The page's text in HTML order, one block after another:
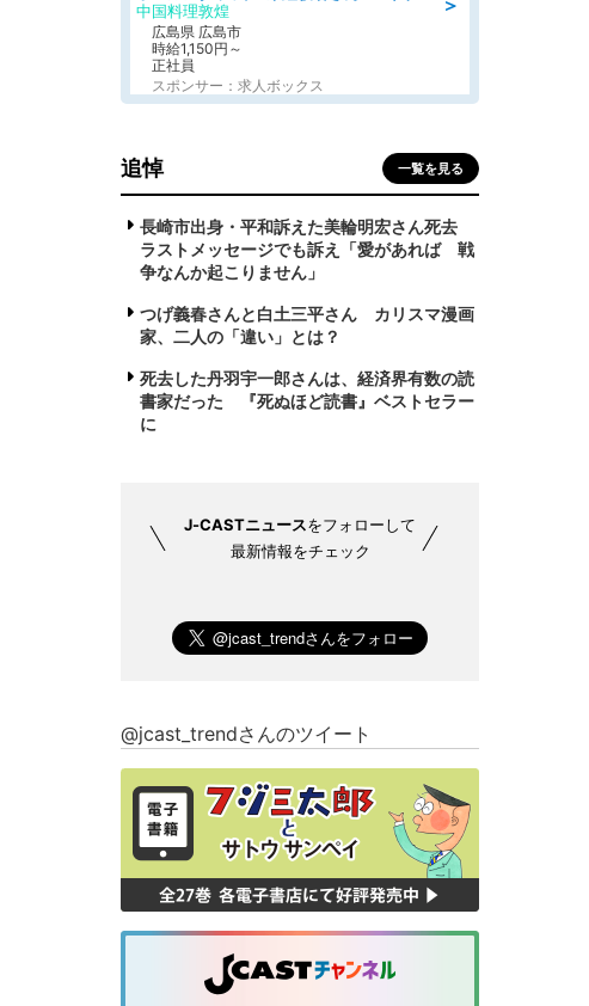
中国料理敦煌
広島県 広島市
時給1,150円～
正社員
スポンサー：求人ボックス
追悼 一覧を見る
長崎市出身・平和訴えた美輪明宏さん死去
ラストメッセージでも訴え「愛があれば 戦
争なんか起こりません」
つげ義春さんと白土三平さん カリスマ漫画
家、二人の「違い」とは？
死去した丹羽宇一郎さんは、経済界有数の読
書家だった 『死ぬほど読書』ベストセラー
に
J-CASTニュースをフォローして
最新情報をチェック
@jcast_trendさんのツイート